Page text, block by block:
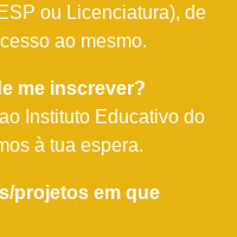
ou Licenciatura), de
ao mesmo.
me inscrever?
Instituto Educativo do
à tua espera.
projetos em que